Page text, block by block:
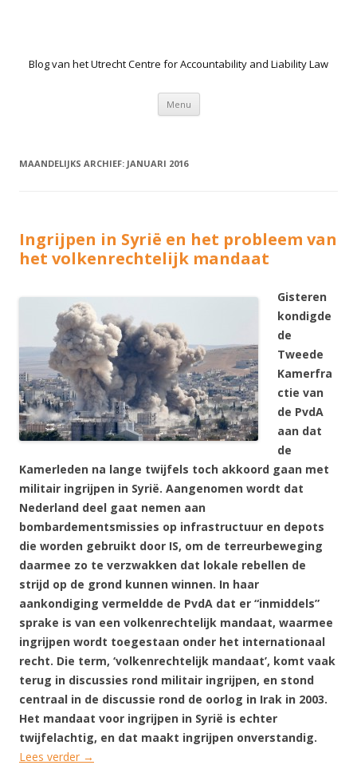
Blog van het Utrecht Centre for Accountability and Liability Law
Menu Spring naar de inhoud
MAANDELIJKS ARCHIEF: JANUARI 2016
Ingrijpen in Syrië en het probleem van
het volkenrechtelijk mandaat
Gisteren
kondigde
de
Tweede
Kamerfra
ctie van
de PvdA
aan dat
de
Kamerleden na lange twijfels toch akkoord gaan met
militair ingrijpen in Syrië. Aangenomen wordt dat
Nederland deel gaat nemen aan
bombardementsmissies op infrastructuur en depots
die worden gebruikt door IS, om de terreurbeweging
daarmee zo te verzwakken dat lokale rebellen de
strijd op de grond kunnen winnen. In haar
aankondiging vermeldde de PvdA dat er “inmiddels”
sprake is van een volkenrechtelijk mandaat, waarmee
ingrijpen wordt toegestaan onder het internationaal
recht. Die term, ‘volkenrechtelijk mandaat’, komt vaak
terug in discussies rond militair ingrijpen, en stond
centraal in de discussie rond de oorlog in Irak in 2003.
Het mandaat voor ingrijpen in Syrië is echter
twijfelachtig, en dat maakt ingrijpen onverstandig.
Lees verder →